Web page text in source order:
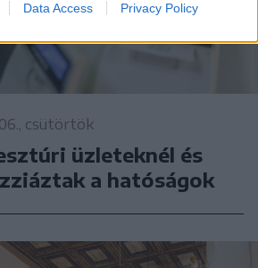
Data Access Privacy Policy
csütörtök
üzleteknél és
a hatóságok